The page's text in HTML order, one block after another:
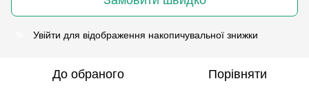
Увійти для відображення накопичувальної знижки
До обраного Порівняти